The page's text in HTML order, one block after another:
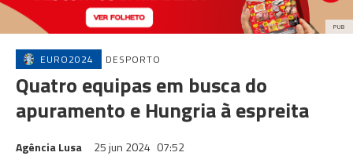
PUB
EURO2024 DESPORTO
Quatro equipas em busca do
apuramento e Hungria à espreita
Agência Lusa 25 jun 2024 07:52